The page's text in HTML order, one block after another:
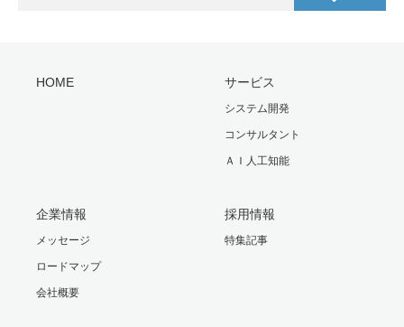
HOME サービス
システム開発
コンサルタント
ＡＩ人工知能
企業情報
メッセージ
ロードマップ
会社概要
採用情報
特集記事